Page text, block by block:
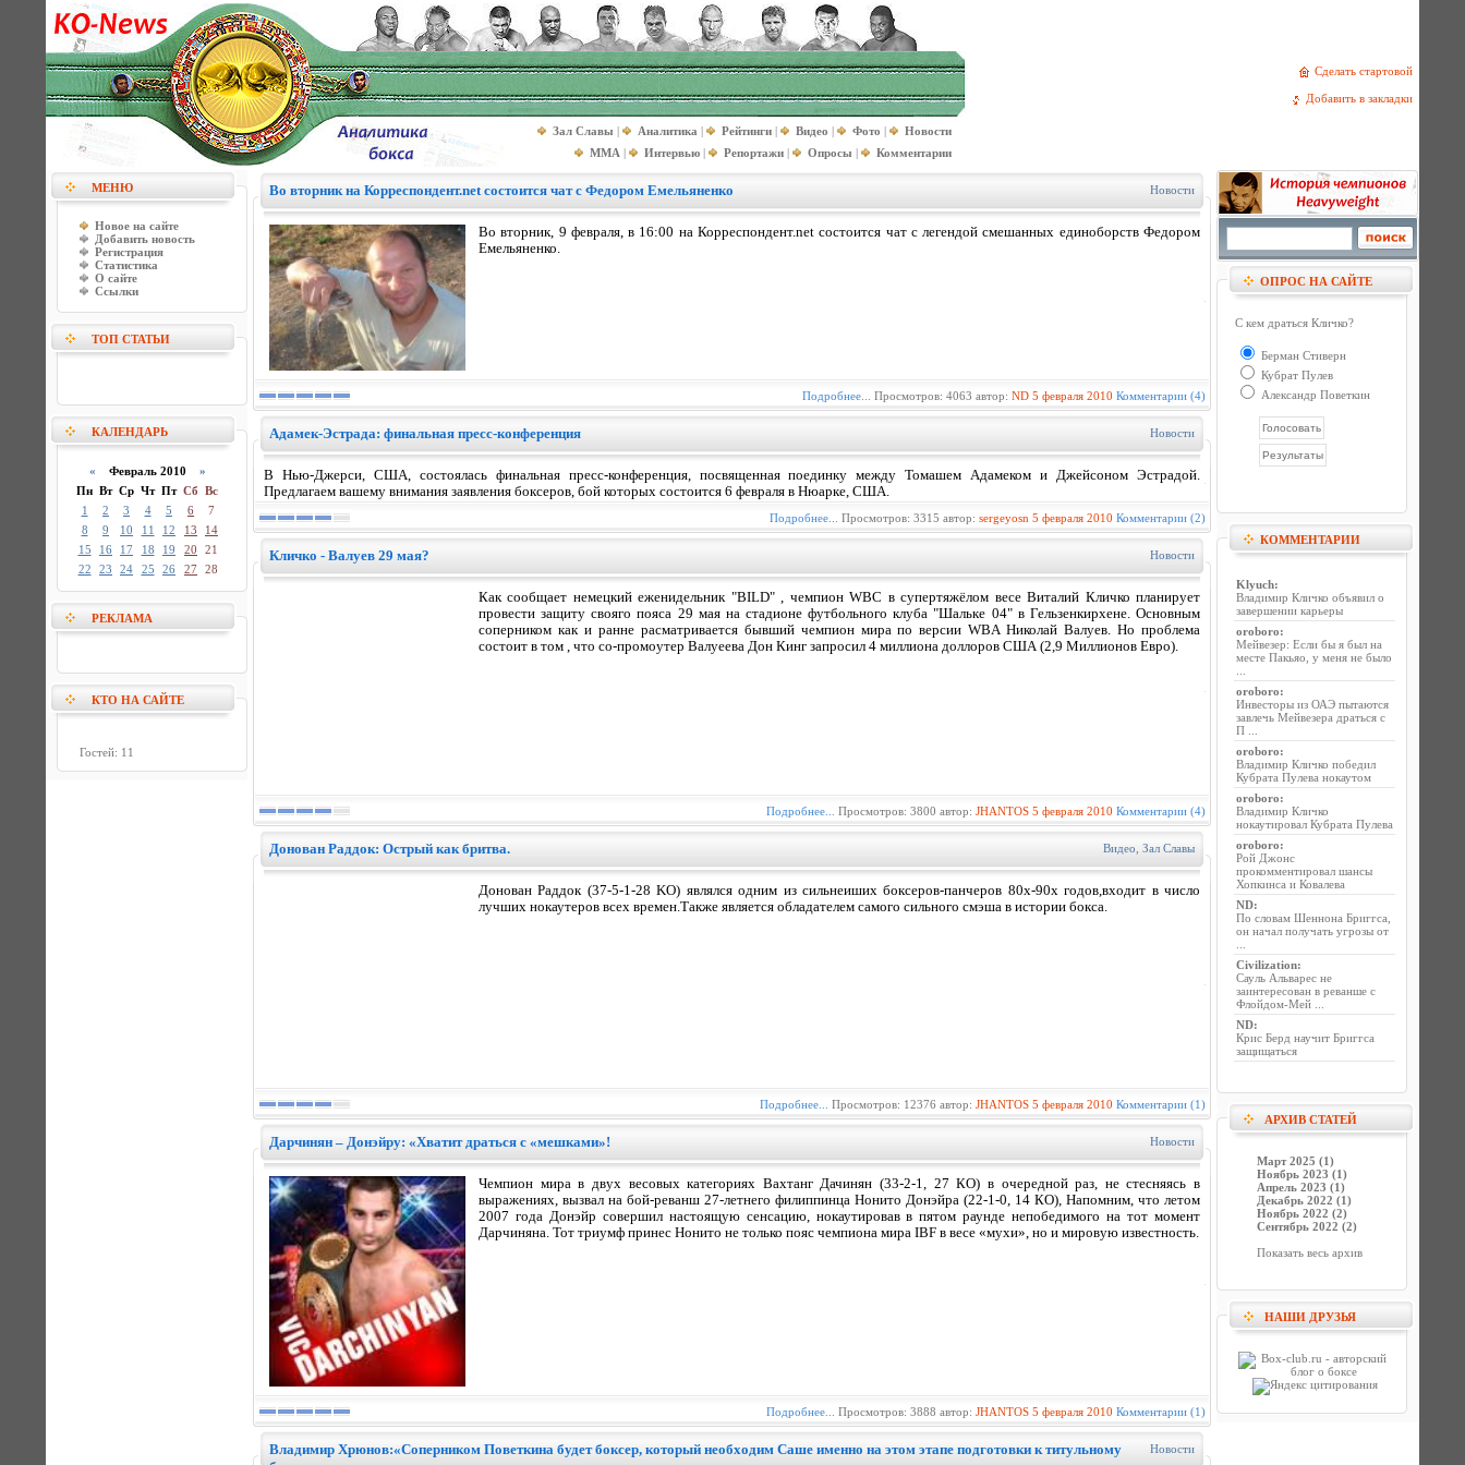
Сделать стартовой
Добавить в закладки
Зал Славы | Аналитика | Рейтинги | Видео | Фото |
Новости
MMA | Интервью | Репортажи | Опросы | Комментарии
МЕНЮ
Новое на сайте
Добавить новость
Регистрация
Статистика
О сайте
Ссылки
ТОП СТАТЬИ
КАЛЕНДАРЬ
« Февраль 2010 »
Пн Вт Ср Чт Пт Сб Вс
1
2 3 4 5 6
7
8
9 10 11 12 13
14
15
16 17 18 19 20
21
22
23 24 25 26 27 28
РЕКЛАМА
КТО НА САЙТЕ
Гостей: 11
Во вторник на Корреспондент.net состоится чат с Федором Емельяненко Новости
Во вторник, 9 февраля, в 16:00 на Корреспондент.net состоится чат с легендой смешанных единоборств Федором
Емельяненко.
Подробнее... Просмотров: 4063 автор: ND 5 февраля 2010 Комментарии (4)
Адамек-Эстрада: финальная пресс-конференция Новости
В Нью-Джерси, США, состоялась финальная пресс-конференция, посвященная поединку между Томашем Адамеком и Джейсоном Эстрадой.
Предлагаем вашему внимания заявления боксеров, бой которых состоится 6 февраля в Нюарке, США.
Подробнее... Просмотров: 3315 автор: sergeyosn 5 февраля 2010 Комментарии (2)
Кличко - Валуев 29 мая? Новости
Как сообщает немецкий еженидельник "BILD" , чемпион WBC в супертяжёлом весе Виталий Кличко планирует
провести защиту свояго пояса 29 мая на стадионе футбольного клуба "Шальке 04" в Гельзенкирхене. Основным
соперником как и ранне расматривается бывший чемпион мира по версии WBA Николай Валуев. Но проблема
состоит в том , что со-промоутер Валуеева Дон Кинг запросил 4 миллиона доллоров США (2,9 Миллионов Евро).
Подробнее... Просмотров: 3800 автор: JHANTOS 5 февраля 2010 Комментарии (4)
Донован Раддок: Острый как бритва. Видео Зал Славы
Донован Раддок (37-5-1-28 KO) являлся одним из сильнеиших боксеров-панчеров 80х-90х годов,входит в число
лучших нокаутеров всех времен.Также является обладателем самого сильного смэша в истории бокса.
Подробнее... Просмотров: 12376 автор: JHANTOS 5 февраля 2010 Комментарии (1)
Дарчинян – Донэйру: «Хватит драться с «мешками»! Новости
Чемпион мира в двух весовых категориях Вахтанг Дачинян (33-2-1, 27 КО) в очередной раз, не стесняясь в
выражениях, вызвал на бой-реванш 27-летнего филиппинца Нонито Донэйра (22-1-0, 14 КО), Напомним, что летом
2007 года Донэйр совершил настоящую сенсацию, нокаутировав в пятом раунде непобедимого на тот момент
Дарчиняна. Тот триумф принес Нонито не только пояс чемпиона мира IBF в весе «мухи», но и мировую известность.
Подробнее... Просмотров: 3888 автор: JHANTOS 5 февраля 2010 Комментарии (1)
Владимир Хрюнов:«Соперником Поветкина будет боксер, который необходим Саше именно на этом этапе подготовки к титульному
Новости
ОПРОС НА САЙТЕ
С кем драться Кличко?
Берман Стиверн
Кубрат Пулев
Александр Поветкин
КОММЕНТАРИИ
Klyuch:
Владимир Кличко объявил о
завершении карьеры
oroboro:
Мейвезер: Если бы я был на
месте Пакьяо, у меня не было
oroboro:
Инвесторы из ОАЭ пытаются
завлечь Мейвезера драться с
П ...
oroboro:
Владимир Кличко победил
Кубрата Пулева нокаутом
oroboro:
Владимир Кличко
нокаутировал Кубрата Пулева
oroboro:
Рой Джонс
прокомментировал шансы
Хопкинса и Ковалева
ND:
По словам Шеннона Бриггса,
он начал получать угрозы от
Civilization:
Сауль Альварес не
заинтересован в реванше с
Флойдом-Мей ...
ND:
Крис Берд научит Бриггса
защищаться
АРХИВ СТАТЕЙ
Март 2025 (1)
Ноябрь 2023 (1)
Апрель 2023 (1)
Декабрь 2022 (1)
Ноябрь 2022 (2)
Сентябрь 2022 (2)
Показать весь архив
НАШИ ДРУЗЬЯ